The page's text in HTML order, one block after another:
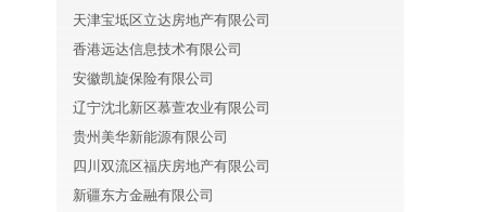
天津宝坻区立达房地产有限公司
香港远达信息技术有限公司
安徽凯旋保险有限公司
辽宁沈北新区慕萱农业有限公司
贵州美华新能源有限公司
四川双流区福庆房地产有限公司
新疆东方金融有限公司